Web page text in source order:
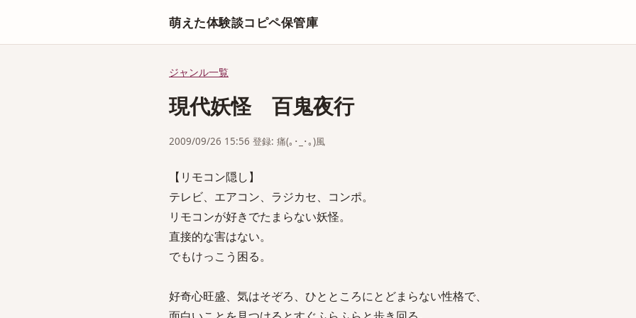
萌えた体験談コピペ保管庫
ジャンル一覧
現代妖怪 百鬼夜行
2009/09/26 15:56 登録: 痛(｡･_･｡)風
【リモコン隠し】
テレビ、エアコン、ラジカセ、コンポ。
リモコンが好きでたまらない妖怪。
直接的な害はない。
でもけっこう困る。
好奇心旺盛、気はそぞろ、ひとところにとどまらない性格で、